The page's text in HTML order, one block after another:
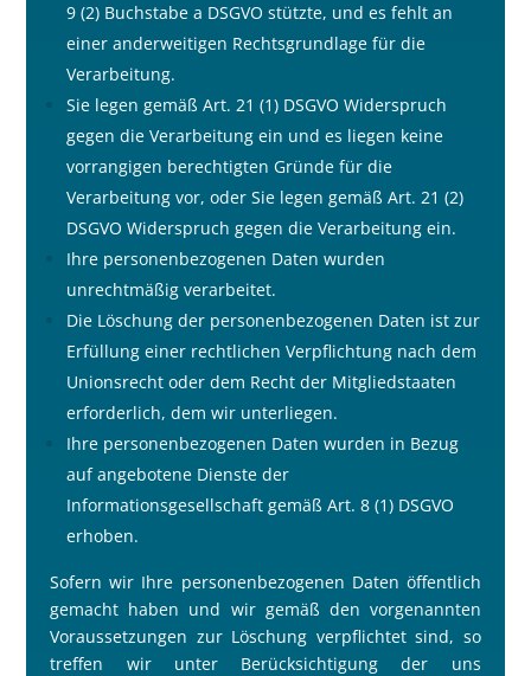
9 (2) Buchstabe a DSGVO stützte, und es fehlt an
einer anderweitigen Rechtsgrundlage für die
Verarbeitung.
Sie legen gemäß Art. 21 (1) DSGVO Widerspruch
gegen die Verarbeitung ein und es liegen keine
vorrangigen berechtigten Gründe für die
Verarbeitung vor, oder Sie legen gemäß Art. 21 (2)
DSGVO Widerspruch gegen die Verarbeitung ein.
Ihre personenbezogenen Daten wurden
unrechtmäßig verarbeitet.
Die Löschung der personenbezogenen Daten ist zur
Erfüllung einer rechtlichen Verpflichtung nach dem
Unionsrecht oder dem Recht der Mitgliedstaaten
erforderlich, dem wir unterliegen.
Ihre personenbezogenen Daten wurden in Bezug
auf angebotene Dienste der
Informationsgesellschaft gemäß Art. 8 (1) DSGVO
erhoben.
Sofern wir Ihre personenbezogenen Daten öffentlich
gemacht haben und wir gemäß den vorgenannten
Voraussetzungen zur Löschung verpflichtet sind, so
treffen wir unter Berücksichtigung der uns